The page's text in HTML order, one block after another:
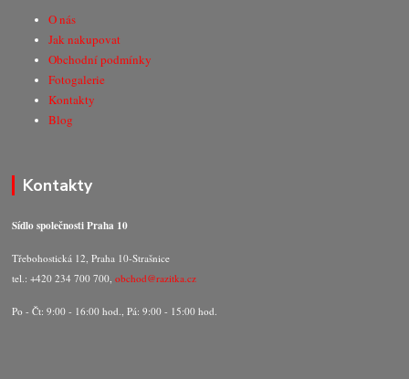
O nás
Jak nakupovat
Obchodní podmínky
Fotogalerie
Kontakty
Blog
Kontakty
Sídlo společnosti Praha 10
Třebohostická 12, Praha 10-Strašnice
tel.: +420 234 700 700,obchod@razitka.cz
Po - Čt: 9:00 - 16:00 hod., Pá: 9:00 - 15:00 hod.